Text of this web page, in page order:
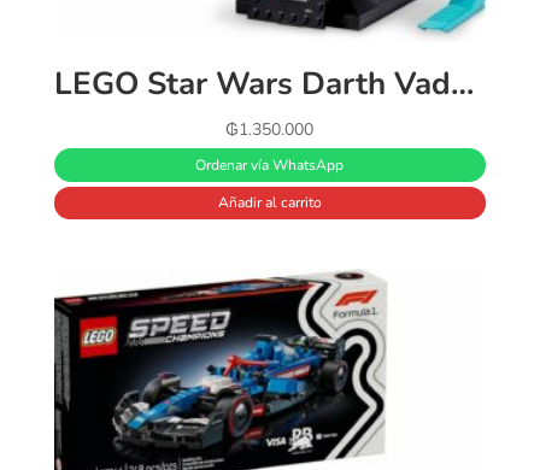
LEGO Star Wars Darth Vader – Juego de casco 75304, kit de modelo de máscara para adultos, idea de regalo para hombres, mujeres, él o ella, modelo coleccionable de decoración del hogar
₲1.350.000
Ordenar vía WhatsApp
Añadir al carrito